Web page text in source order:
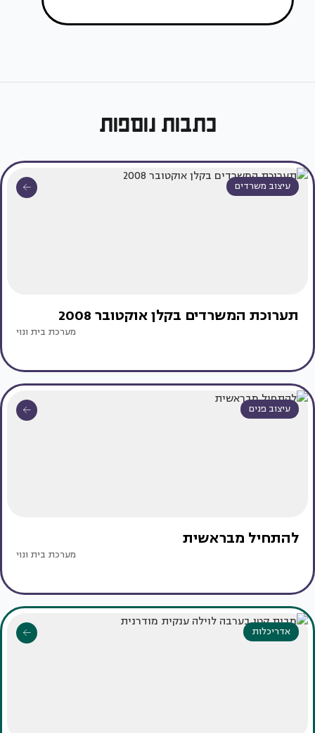
כתבות נוספות
עיצוב משרדים
תערוכת המשרדים בקלן אוקטובר 2008
מערכת בית ונוי
עיצוב פנים
להתחיל מבראשית
מערכת בית ונוי
אדריכלות